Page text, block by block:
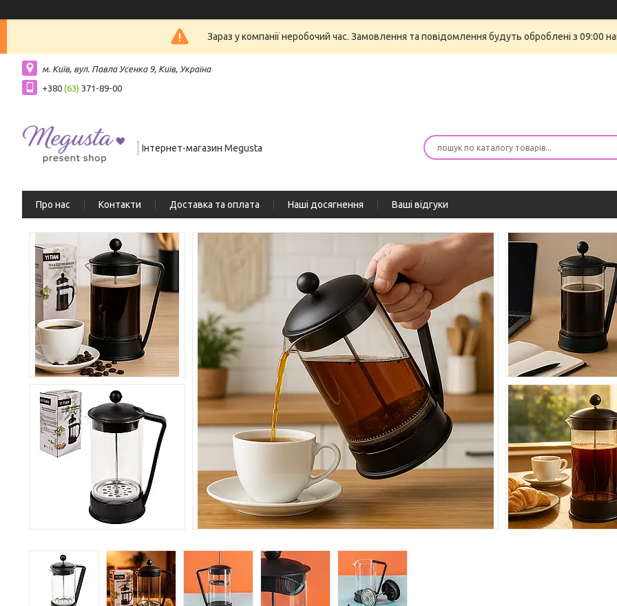
Зараз у компанії неробочий час. Замовлення та повідомлення будуть оброблені з 09:00
м. Київ, вул. Павла Усенка 9, Київ, Україна
+380 (63) 371-89-00
Інтернет-магазин Megusta
Про нас Контакти Доставка та оплата Наші досягнення Ваші відгуки